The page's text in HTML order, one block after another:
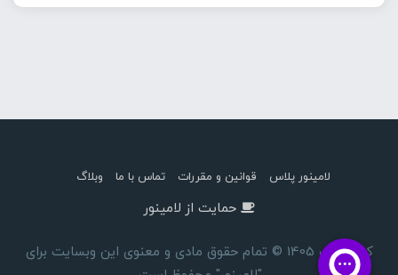
لامینور پلاس قوانین و مقررات تماس با ما وبلاگ
حمایت از لامینور
کپی رایت 1405 © تمام حقوق مادی و معنوی این وبسایت برای